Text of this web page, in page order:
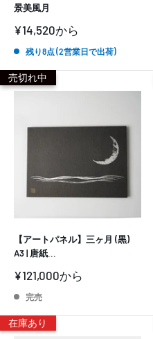
景美風月
販
価
¥14,520から
残り8点 (2営業日で出荷)
売切れ中
【アートパネル】三ヶ月 (黒)
A3 | 唐紙...
販
価
¥121,000から
完売
在庫あり